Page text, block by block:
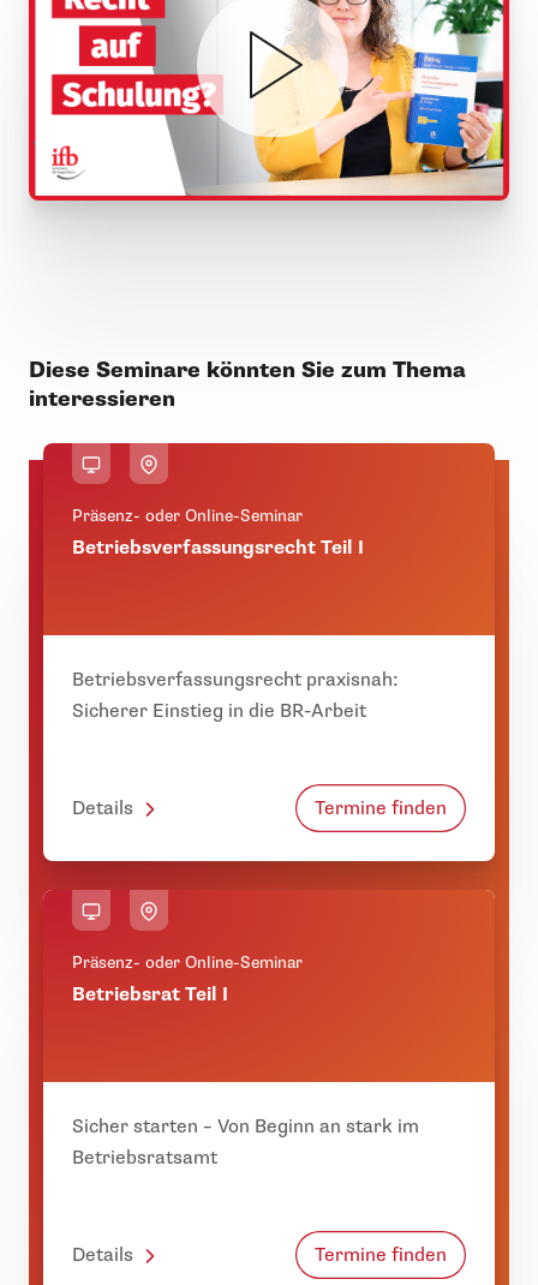
Diese Seminare könnten Sie zum Thema
interessieren
Präsenz- oder Online-Seminar
Betriebsverfassungsrecht Teil I
Betriebsverfassungsrecht praxisnah:
Sicherer Einstieg in die BR-Arbeit
Details Termine finden
Präsenz- oder Online-Seminar
Betriebsrat Teil I
Sicher starten – Von Beginn an stark im
Betriebsratsamt
Details Termine finden